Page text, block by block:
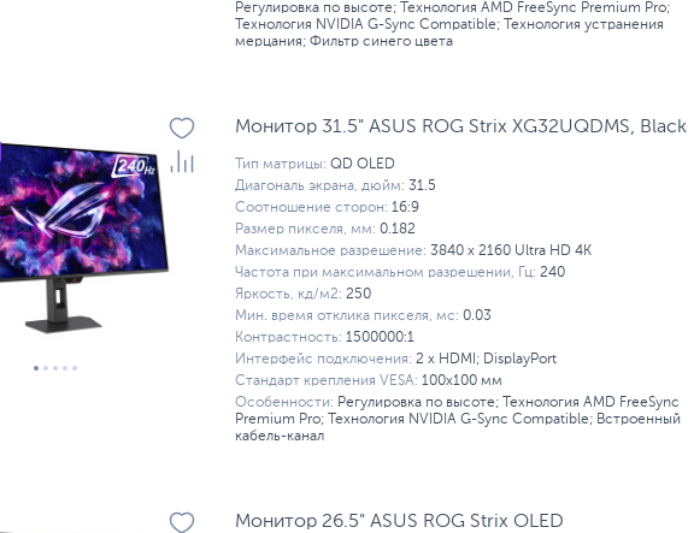
Регулировка по высоте; Технология AMD FreeSync Premium Pro;
Технология NVIDIA G-Sync Compatible; Технология устранения
мерцания; Фильтр синего цвета
Монитор 31.5" ASUS ROG Strix XG32UQDMS, Black
Тип матрицы: QD OLED
Диагональ экрана, дюйм: 31.5
Соотношение сторон: 16:9
Размер пикселя, мм: 0.182
Максимальное разрешение: 3840 x 2160 Ultra HD 4K
Частота при максимальном разрешении, Гц: 240
Яркость, кд/м2: 250
Мин. время отклика пикселя, мс: 0.03
Контрастность: 1500000:1
Интерфейс подключения: 2 x HDMI; DisplayPort
Стандарт крепления VESA: 100x100 мм
Особенности: Регулировка по высоте; Технология AMD FreeSync
Premium Pro; Технология NVIDIA G-Sync Compatible; Встроенный
кабель-канал
Монитор 26.5" ASUS ROG Strix OLED